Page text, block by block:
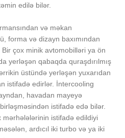
edilə bilər.
və məkan
forma və dizayn baxımından
çox minik avtomobilləri ya ön
yerləşən qabaqda quraşdırılmış
üstündə yerləşən yuxarıdan
istifadə edirlər. İntercooling
havadan mayeyə
istifadə edə bilər.
mərhələlərinin istifadə edildiyi
ardıcıl iki turbo və ya iki